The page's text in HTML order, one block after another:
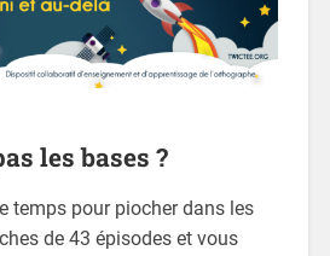
les bases ?
temps pour piocher dans les
de 43 épisodes et vous